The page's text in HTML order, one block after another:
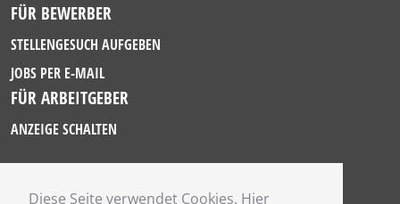
Diese Seite verwendet Cookies. Hier
FÜR BEWERBER
STELLENGESUCH AUFGEBEN
JOBS PER E-MAIL
FÜR ARBEITGEBER
ANZEIGE SCHALTEN